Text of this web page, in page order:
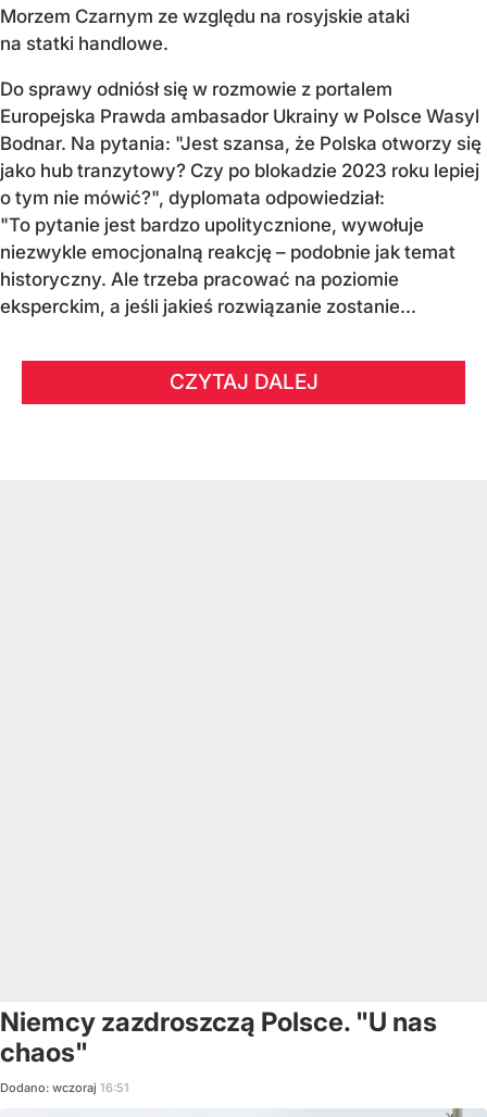
Morzem Czarnym ze względu na rosyjskie ataki
na statki handlowe.
Do sprawy odniósł się w rozmowie z portalem
Europejska Prawda ambasador Ukrainy w Polsce Wasyl
Bodnar. Na pytania: "Jest szansa, że Polska otworzy się
jako hub tranzytowy? Czy po blokadzie 2023 roku lepiej
o tym nie mówić?", dyplomata odpowiedział:
"To pytanie jest bardzo upolitycznione, wywołuje
niezwykle emocjonalną reakcję – podobnie jak temat
historyczny. Ale trzeba pracować na poziomie
eksperckim, a jeśli jakieś rozwiązanie zostanie...
CZYTAJ DALEJ
Niemcy zazdroszczą Polsce. "U nas
chaos"
Dodano: wczoraj 16:51